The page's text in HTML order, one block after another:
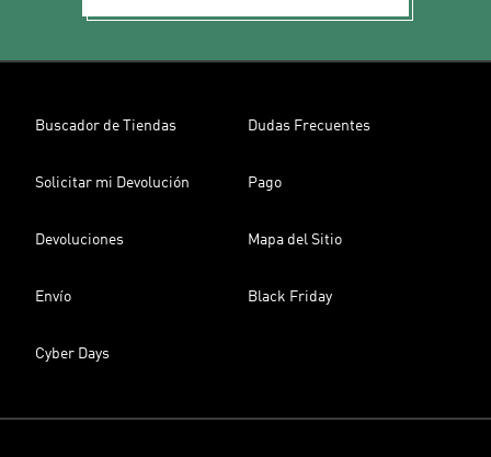
Buscador de Tiendas Dudas Frecuentes
Solicitar mi Devolución Pago
Devoluciones Mapa del Sitio
Envío Black Friday
Cyber Days